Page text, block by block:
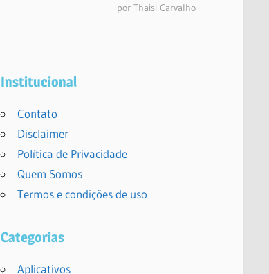
por Thaisi Carvalho
Institucional
Contato
Disclaimer
Política de Privacidade
Quem Somos
Termos e condições de uso
Categorias
Aplicativos